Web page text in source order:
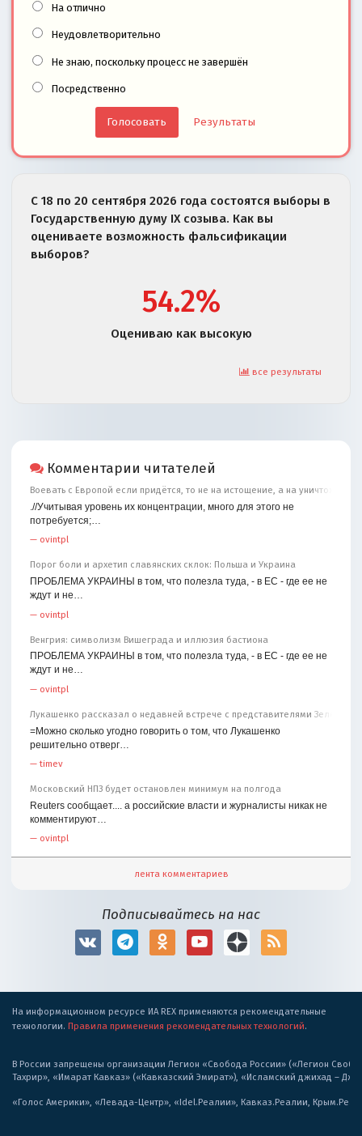
На отлично
Неудовлетворительно
Не знаю, поскольку процесс не завершён
Посредственно
Результаты
С 18 по 20 сентября 2026 года состоятся выборы в
Государственную думу IX созыва. Как вы
оцениваете возможность фальсификации
выборов?
54.2%
Оцениваю как высокую
все результаты
Комментарии читателей
Воевать с Европой если придётся, то не на истощение, а на уничтожение
.//Учитывая уровень их концентрации, много для этого не
потребуется;…
— ovintpl
Порог боли и архетип славянских склок: Польша и Украина
ПРОБЛЕМА УКРАИНЫ в том, что полезла туда, - в ЕС - где ее не
ждут и не…
— ovintpl
Венгрия: символизм Вишеграда и иллюзия бастиона
ПРОБЛЕМА УКРАИНЫ в том, что полезла туда, - в ЕС - где ее не
ждут и не…
— ovintpl
Лукашенко рассказал о недавней встрече с представителями
=Можно сколько угодно говорить о том, что Лукашенко
решительно отверг…
—timev
Московский НПЗ будет остановлен минимум на полгода
Reuters сообщает.... а российские власти и журналисты никак не
комментируют…
— ovintpl
лента комментариев
Подписывайтесь на нас
На информационном ресурсе ИА REX применяются рекомендательные
технологии. Правила применения рекомендательных технологий.
В России запрещены организации Легион «Свобода России» («Легион
Тахрир», «Имарат Кавказ» («Кавказский Эмират»), «Исламский джихад –
«Голос Америки», «Левада-Центр», «Idel.Реалии», Кавказ.Реалии,